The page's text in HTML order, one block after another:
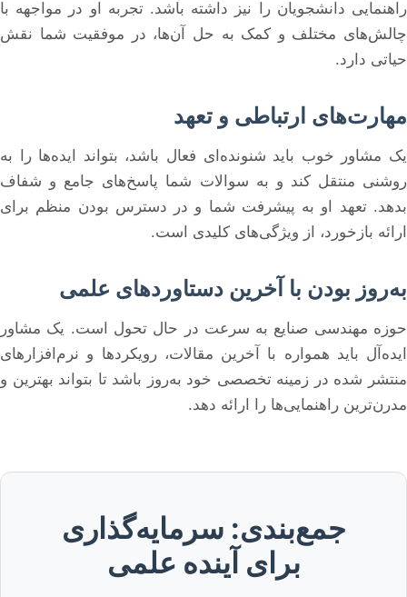
راهنمایی دانشجویان را نیز داشته باشد. تجربه او در مواجهه با
چالش‌های مختلف و کمک به حل آن‌ها، در موفقیت شما نقش
حیاتی دارد.
مهارت‌های ارتباطی و تعهد
یک مشاور خوب باید شنونده‌ای فعال باشد، بتواند ایده‌ها را به
روشنی منتقل کند و به سوالات شما پاسخ‌های جامع و شفاف
بدهد. تعهد او به پیشرفت شما و در دسترس بودن منظم برای
ارائه بازخورد، از ویژگی‌های کلیدی است.
به‌روز بودن با آخرین دستاوردهای علمی
حوزه مهندسی صنایع به سرعت در حال تحول است. یک مشاور
ایده‌آل باید همواره با آخرین مقالات، رویکردها و نرم‌افزارهای
منتشر شده در زمینه تخصصی خود به‌روز باشد تا بتواند بهترین و
مدرن‌ترین راهنمایی‌ها را ارائه دهد.
جمع‌بندی: سرمایه‌گذاری
برای آینده علمی